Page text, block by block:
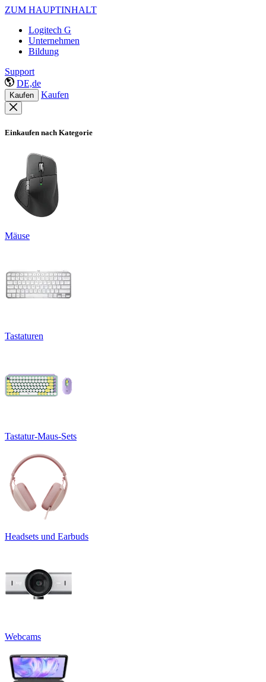
ZUM HAUPTINHALT
Logitech G
Unternehmen
Bildung
Support
DE,de
Kaufen Kaufen
Einkaufen nach Kategorie
Mäuse
Tastaturen
Tastatur-Maus-Sets
Headsets und Earbuds
Webcams